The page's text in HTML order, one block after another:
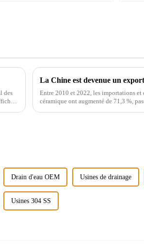
des
La Chine est devenue un
Entre 2010 et 2022, les importations
céramique ont augmenté de 71,3 %,
Drain d'eau OEM Usines de drainage
Usines 304 SS